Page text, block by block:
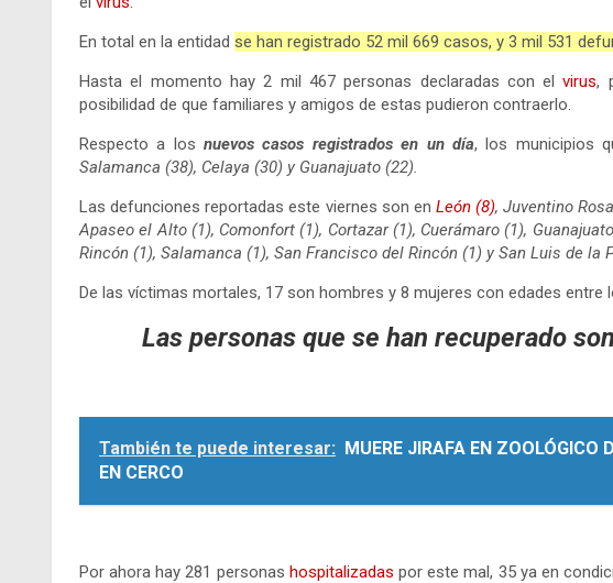
En total en la entidad se han registrado 52 mil 669 casos, y 3 mil 531
Hasta el momento hay 2 mil 467 personas declaradas con elvirus,
posibilidad de que familiares y amigos de estas pudieron contraerlo.
Respecto a losnuevos casos registrados en un día, los municipios
Salamanca (38), Celaya (30) y Guanajuato (22).
Las defunciones reportadas este viernes son en León (8), Juventino
Apaseo el Alto (1), Comonfort (1), Cortazar (1), Cuerámaro (1),
Rincón (1), Salamanca (1), San Francisco del Rincón (1) y San Luis de la
De las víctimas mortales, 17 son hombres y 8 mujeres con edades entre
Las personas que se han recuperado
También te puede interesar: MUERE JIRAFA EN ZOOLÓGICO
EN CERCO
Por ahora hay 281 personas hospitalizadas por este mal, 35 ya en